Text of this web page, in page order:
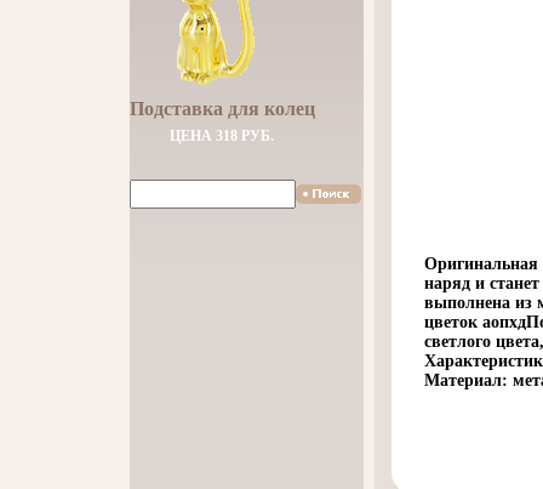
Подставка для колец
ЦЕНА 318 РУБ.
наряд и
выполнена из
цветок
светлого
Материал: